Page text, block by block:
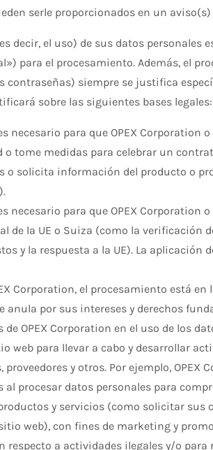
serle proporcionados en un
decir, el uso) de sus datos
para el procesamiento. Además, el
contraseñas) siempre se justifica
sobre las siguientes bases legales:
necesario para que OPEX Corporation
o tome medidas para celebrar un
o solicita información del producto o
necesario para que OPEX Corporation
de la UE o Suiza (como la verificación
y la respuesta a la UE). La aplicación
Corporation, el procesamiento está en
anula por sus intereses y derechos
OPEX Corporation en el uso de los
web para llevar a cabo y desarrollar
y otros. Por ejemplo, OPEX
procesar datos personales para
y servicios (como solicitar sus
web), con fines de marketing y
respecto a actividades ilegales y/o para